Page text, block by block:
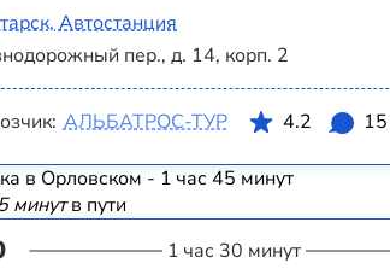
Автостанция
пер., д. 14, корп. 2
АЛЬБАТРОС-ТУР 4.2 15
в Орловском - 1 час 45 минут
минутв пути
1 час 30 минут